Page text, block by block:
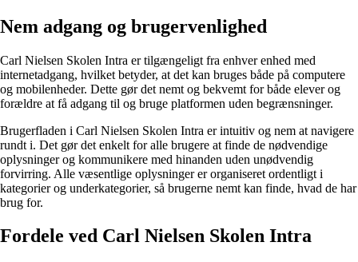
Nem adgang og brugervenlighed
Carl Nielsen Skolen Intra er tilgængeligt fra enhver enhed med
internetadgang, hvilket betyder, at det kan bruges både på computere
og mobilenheder. Dette gør det nemt og bekvemt for både elever og
forældre at få adgang til og bruge platformen uden begrænsninger.
Brugerfladen i Carl Nielsen Skolen Intra er intuitiv og nem at navigere
rundt i. Det gør det enkelt for alle brugere at finde de nødvendige
oplysninger og kommunikere med hinanden uden unødvendig
forvirring. Alle væsentlige oplysninger er organiseret ordentligt i
kategorier og underkategorier, så brugerne nemt kan finde, hvad de har
brug for.
Fordele ved Carl Nielsen Skolen Intra